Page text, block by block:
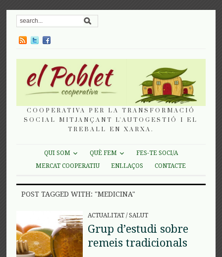
COOPERATIVA PER LA TRANSFORMACIÓ
SOCIAL MITJANÇANT L'AUTOGESTIÓ I EL
TREBALL EN XARXA.
QUI SOM QUÈ FEM
FES-TE SOCI/A
MERCAT COOPERATIU
ENLLAÇOS CONTACTE
POST TAGGED WITH: "MEDICINA"
ACTUALITAT/SALUT
Grup d’estudi sobre
remeis tradicionals